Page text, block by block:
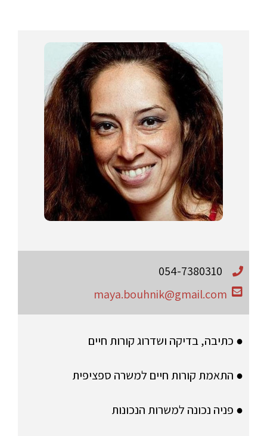
054-7380310
maya.bouhnik@gmail.com
● כתיבה, בדיקה ושדרוג קורות חיים
● התאמת קורות חיים למשרה ספציפית
● פניה נכונה למשרות הנכונות